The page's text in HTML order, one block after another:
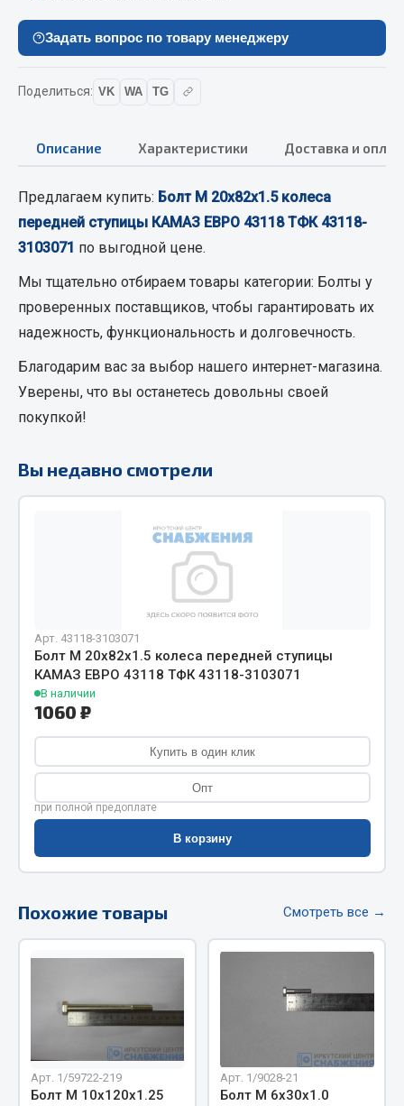
Смазочные материалы
МЕТИЗЫ
Гайки
Кольца стопорные
Пресс-масленки
Пробки
Пружины
Хомуты
Соединительные элементы
Адаптеры и переходники
Тройники
Трубки, муфты, гайки
Угольники
Фитинги
Штуцеры
Измерительный инструмент
Крепежный инструмент
Слесарный инструмент
Показать ещё
Задать вопрос по товару менеджеру
Поделиться: VK WA TG
Описание Характеристики Доставка и
Предлагаем купить: Болт М 20х82х1.5 колеса
передней ступицы КАМАЗ ЕВРО 43118 ТФК 43118-
3103071 по выгодной цене.
Мы тщательно отбираем товары категории: Болты у
проверенных поставщиков, чтобы гарантировать их
надежность, функциональность и долговечность.
Благодарим вас за выбор нашего интернет-магазина.
Уверены, что вы останетесь довольны своей
покупкой!
Вы недавно смотрели
Арт. 43118-3103071
Болт М 20х82х1.5 колеса передней ступицы
КАМАЗ ЕВРО 43118 ТФК 43118-3103071
В наличии
1060 ₽
Купить в один клик
Опт
при полной предоплате
В корзину
Похожие товары Смотреть все →
Арт. 1/59722-219
Болт М 10х120х1.25
Арт. 1/9028-21
Болт М 6х30х1.0